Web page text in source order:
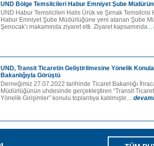
UND Bölge Temsilcileri Habur Emniyet Şube
UND Habur Temsilcileri Halis Ürük ve Şırnak Temsilcisi
Habur Emniyet Şube Müdürlüğüne yeni atanan Şube
Şenocak’ı makamında ziyaret etti. Ziyaret kapsamında...
UND, Transit Ticaretin Geliştirilmesine Yönelik
Bakanlığıyla Görüştü
Derneğimiz 27.07.2022 tarihinde Ticaret Bakanlığı
Müdürlüğünün uhdesinde gerçekleştiren “Transit
Yönelik Girişimler” konulu toplantıya katılmıştır.... devamı